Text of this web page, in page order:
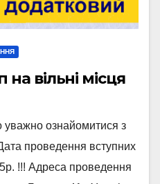
на вільні місця
уважно ознайомитися з
проведення вступних
!!! Адреса проведення